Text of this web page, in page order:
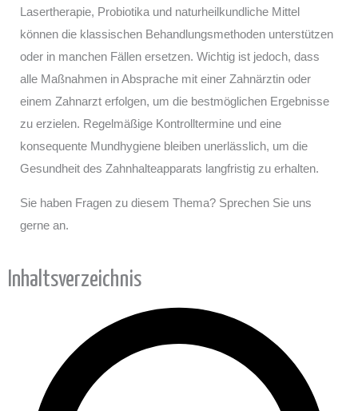
Inhaltsverzeichnis
Lasertherapie, Probiotika und naturheilkundliche Mittel
können die klassischen Behandlungsmethoden unterstützen
oder in manchen Fällen ersetzen. Wichtig ist jedoch, dass
alle Maßnahmen in Absprache mit einer Zahnärztin oder
einem Zahnarzt erfolgen, um die bestmöglichen Ergebnisse
zu erzielen. Regelmäßige Kontrolltermine und eine
konsequente Mundhygiene bleiben unerlässlich, um die
Gesundheit des Zahnhalteapparats langfristig zu erhalten.
Sie haben Fragen zu diesem Thema? Sprechen Sie uns
gerne an.